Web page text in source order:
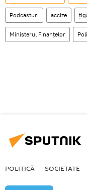
Podcasturi accize
Ministerul Finanţelor
POLITICĂ SOCIETATE